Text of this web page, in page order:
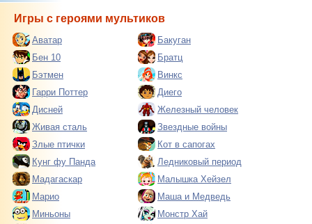
Игры с героями мультиков
Аватар
Бакуган
Бен 10
Братц
Бэтмен
Винкс
Гарри Поттер
Диего
Дисней
Железный человек
Живая сталь
Звездные войны
Злые птички
Кот в сапогах
Кунг фу Панда
Ледниковый период
Мадагаскар
Малышка Хейзел
Марио
Маша и Медведь
Миньоны
Монстр Хай